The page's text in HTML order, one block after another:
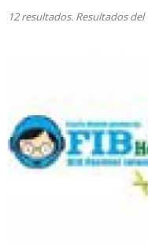
12 resultados. Resultados del